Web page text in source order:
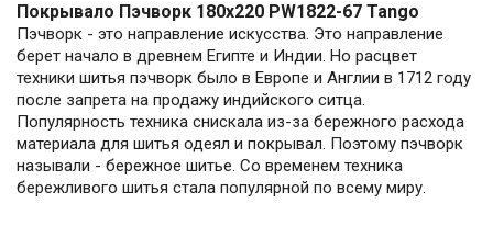
Покрывало Пэчворк 180х220 PW1822-67 Tango
Пэчворк - это направление искусства. Это направление
берет начало в древнем Египте и Индии. Но расцвет
техники шитья пэчворк было в Европе и Англии в 1712 году
после запрета на продажу индийского ситца.
Популярность техника снискала из-за бережного расхода
материала для шитья одеял и покрывал. Поэтому пэчворк
называли - бережное шитье. Со временем техника
бережливого шитья стала популярной по всему миру.